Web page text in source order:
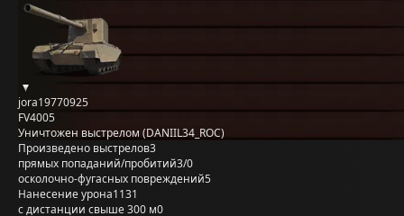
jora19770925
FV4005
Уничтожен выстрелом (DANIIL34_ROC)
Произведено выстрелов3
прямых попаданий/пробитий3/0
осколочно-фугасных повреждений5
Нанесение урона1131
с дистанции свыше 300 м0